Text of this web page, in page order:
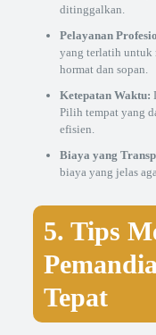
ditinggalkan.
Pelayanan
yang terlatih untuk
hormat dan sopan.
Ketepatan Waktu:
Pilih tempat yang
efisien.
Biaya yang
biaya yang jelas
5. Tips
Tepat